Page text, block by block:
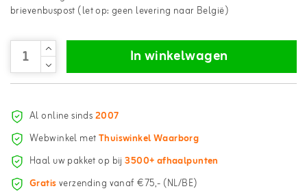
brievenbuspost (let op: geen levering naar België)
In winkelwagen
Al online sinds2007
Webwinkel metThuiswinkel Waarborg
Haal uw pakket op bij3500+ afhaalpunten
Gratisverzending vanaf €75,- (NL/BE)